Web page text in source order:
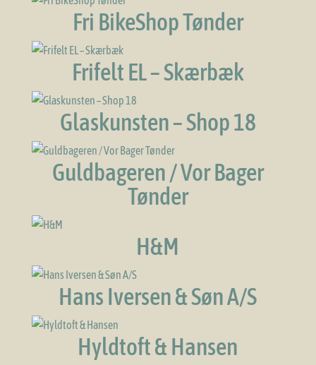
Fri BikeShop Tønder
Frifelt EL – Skærbæk
Glaskunsten – Shop 18
Guldbageren / Vor Bager
Tønder
H&M
Hans Iversen & Søn A/S
Hyldtoft & Hansen